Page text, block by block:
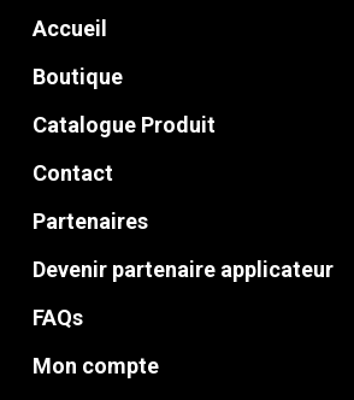
Accueil
Boutique
Catalogue Produit
Contact
Partenaires
Devenir partenaire applicateur
FAQs
Mon compte